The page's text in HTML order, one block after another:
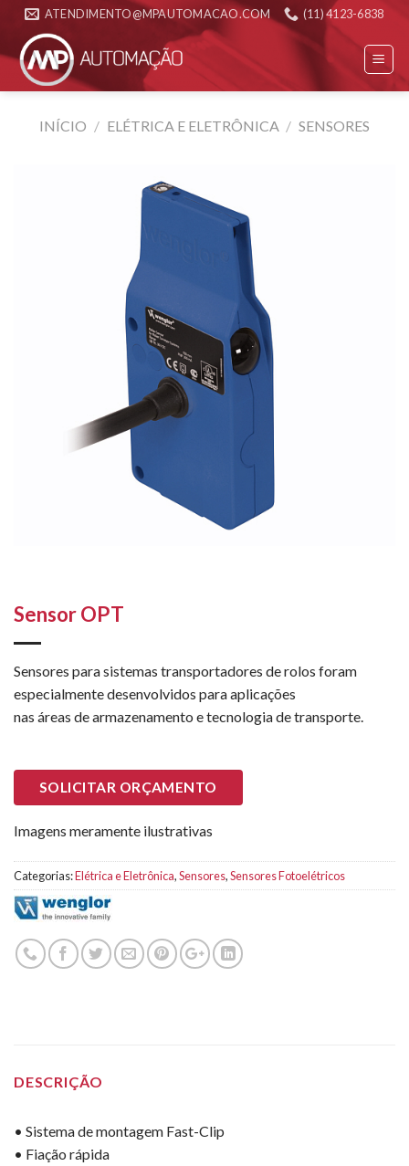
Skip
content
ATENDIMENTO@MPAUTOMACAO.COM (11) 4123-6838
INÍCIO / ELÉTRICA E ELETRÔNICA / SENSORES
Sensor OPT
Sensores para sistemas transportadores de rolos foram
especialmente desenvolvidos para aplicações
nas áreas de armazenamento e tecnologia de transporte.
SOLICITAR ORÇAMENTO
Imagens meramente ilustrativas
Categorias:Elétrica e Eletrônica,Sensores,Sensores Fotoelétricos
DESCRIÇÃO
• Sistema de montagem Fast-Clip
• Fiação rápida